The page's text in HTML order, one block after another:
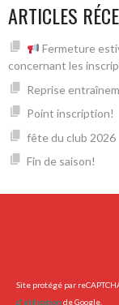
ARTICLES
Fermeture
concernant les
Reprise
Point inscription!
fête du club 2026
Fin de saison!
Site protégé par
d'utilisation de Google.